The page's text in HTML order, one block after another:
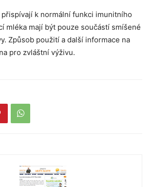
přispívají k normální funkci imunitního
mléka mají být pouze součástí smíšené
Způsob použití a další informace na
pro zvláštní výživu.